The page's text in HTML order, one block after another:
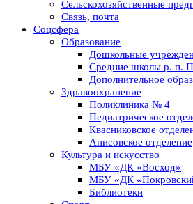
Сельскохозяйственные
Связь, почта
Соцсфера
Образование
Дошкольные
Средние школы р. п.
Дополнительное
Здравоохранение
Поликлиника № 4
Педиатрическое
Квасниковское
Анисовское отделение
Культура и искусство
МБУ «ДК «Восход»
МБУ «ДК
Библиотеки